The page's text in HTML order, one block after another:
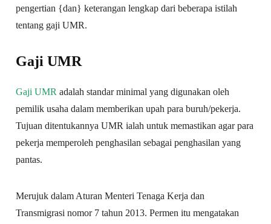
pengertian {dan} keterangan lengkap dari beberapa istilah
tentang gaji UMR.
Gaji UMR
Gaji UMR adalah standar minimal yang digunakan oleh
pemilik usaha dalam memberikan upah para buruh/pekerja.
Tujuan ditentukannya UMR ialah untuk memastikan agar para
pekerja memperoleh penghasilan sebagai penghasilan yang
pantas.
Merujuk dalam Aturan Menteri Tenaga Kerja dan
Transmigrasi nomor 7 tahun 2013. Permen itu mengatakan